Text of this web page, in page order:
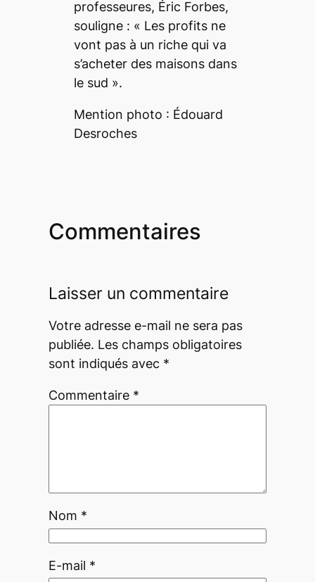
professeures, Éric Forbes,
souligne : « Les profits ne
vont pas à un riche qui va
s’acheter des maisons dans
le sud ».
Mention photo : Édouard
Desroches
Commentaires
Laisser un commentaire
Votre adresse e-mail ne sera pas
publiée. Les champs obligatoires
sont indiqués avec *
Commentaire *
Nom *
E-mail *